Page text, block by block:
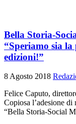
Bella Storia-
“Speriamo sia
edizioni!”
8 Agosto 2018
Felice Caputo,
Copiosa l’adesione
“Bella Storia-Social